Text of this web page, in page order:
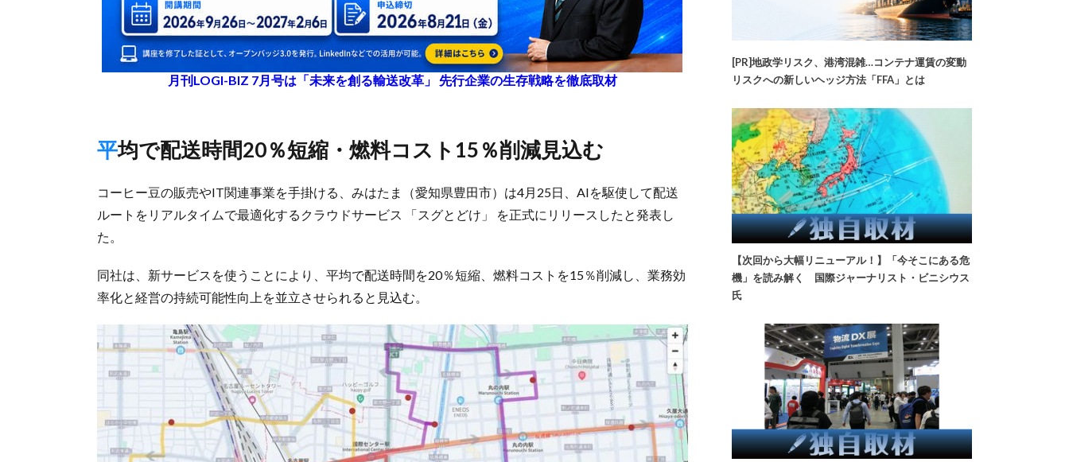
月刊LOGI-BIZ 7月号は「未来を創る輸送改革」 先行企業の生存戦略を徹底取材
平均で配送時間20％短縮・燃料コスト15％削減見込む
コーヒー豆の販売やIT関連事業を手掛ける、みはたま（愛知県豊田市）は4月25日、AIを駆使して配送
ルートをリアルタイムで最適化するクラウドサービス 「スグとどけ」 を正式にリリースしたと発表し
た。
同社は、新サービスを使うことにより、平均で配送時間を20％短縮、燃料コストを15％削減し、業務効
率化と経営の持続可能性向上を並立させられると見込む。
[PR]地政学リスク、港湾混雑…コンテナ運賃の変動
リスクへの新しいヘッジ方法「FFA」とは
【次回から大幅リニューアル！】「今そこにある危
機」を読み解く 国際ジャーナリスト・ビニシウス
氏